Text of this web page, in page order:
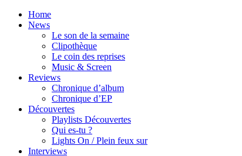
Home
News
Le son de la semaine
Clipothèque
Le coin des reprises
Music & Screen
Reviews
Chronique d’album
Chronique d’EP
Découvertes
Playlists Découvertes
Qui es-tu ?
Lights On / Plein feux sur
Interviews